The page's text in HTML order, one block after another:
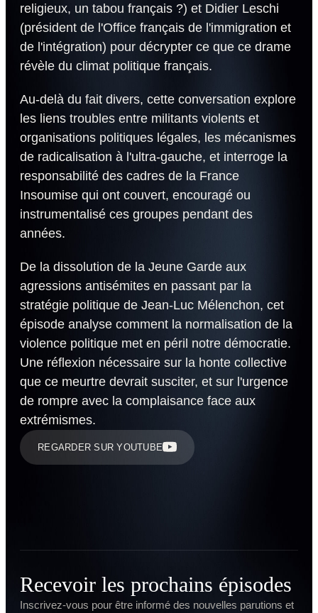
religieux, un tabou français ?) et Didier Leschi
(président de l'Office français de l'immigration et
de l'intégration) pour décrypter ce que ce drame
révèle du climat politique français.
Au-delà du fait divers, cette conversation explore
les liens troubles entre militants violents et
organisations politiques légales, les mécanismes
de radicalisation à l'ultra-gauche, et interroge la
responsabilité des cadres de la France
Insoumise qui ont couvert, encouragé ou
instrumentalisé ces groupes pendant des
années.
De la dissolution de la Jeune Garde aux
agressions antisémites en passant par la
stratégie politique de Jean-Luc Mélenchon, cet
épisode analyse comment la normalisation de la
violence politique met en péril notre démocratie.
Une réflexion nécessaire sur la honte collective
que ce meurtre devrait susciter, et sur l'urgence
de rompre avec la complaisance face aux
extrémismes.
REGARDER SUR YOUTUBE
Recevoir les prochains épisodes
Inscrivez-vous pour être informé des nouvelles parutions et